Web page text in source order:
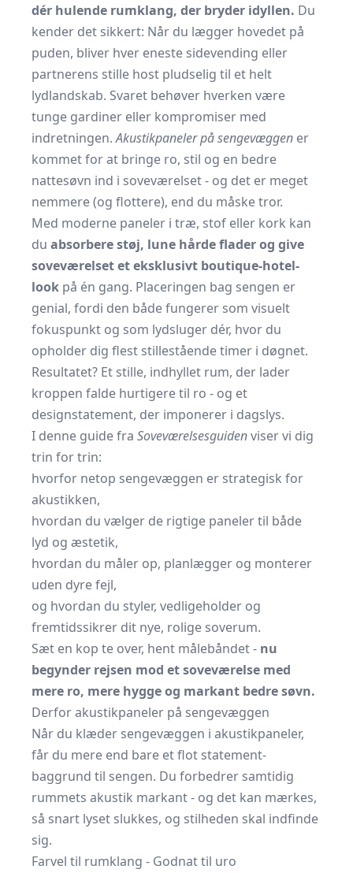
dér hulende rumklang, der bryder idyllen. Du
kender det sikkert: Når du lægger hovedet på
puden, bliver hver eneste sidevending eller
partnerens stille host pludselig til et helt
lydlandskab. Svaret behøver hverken være
tunge gardiner eller kompromiser med
indretningen.Akustikpaneler på sengevæggen er
kommet for at bringe ro, stil og en bedre
nattesøvn ind i soveværelset - og det er meget
nemmere (og flottere), end du måske tror.
Med moderne paneler i træ, stof eller kork kan
du absorbere støj, lune hårde flader og give
soveværelset et eksklusivt boutique-hotel-
look på én gang. Placeringen bag sengen er
genial, fordi den både fungerer som visuelt
fokuspunkt og som lydsluger dér, hvor du
opholder dig flest stillestående timer i døgnet.
Resultatet? Et stille, indhyllet rum, der lader
kroppen falde hurtigere til ro - og et
designstatement, der imponerer i dagslys.
I denne guide fra Soveværelsesguidenviser vi dig
trin for trin:
hvorfor netop sengevæggen er strategisk for
akustikken,
hvordan du vælger de rigtige paneler til både
lyd og æstetik,
hvordan du måler op, planlægger og monterer
uden dyre fejl,
og hvordan du styler, vedligeholder og
fremtidssikrer dit nye, rolige soverum.
Sæt en kop te over, hent målebåndet - nu
begynder rejsen mod et soveværelse med
mere ro, mere hygge og markant bedre søvn.
Derfor akustikpaneler på sengevæggen
Når du klæder sengevæggen i akustikpaneler,
får du mere end bare et flot statement-
baggrund til sengen. Du forbedrer samtidig
rummets akustik markant - og det kan mærkes,
så snart lyset slukkes, og stilheden skal indfinde
sig.
Farvel til rumklang - Godnat til uro